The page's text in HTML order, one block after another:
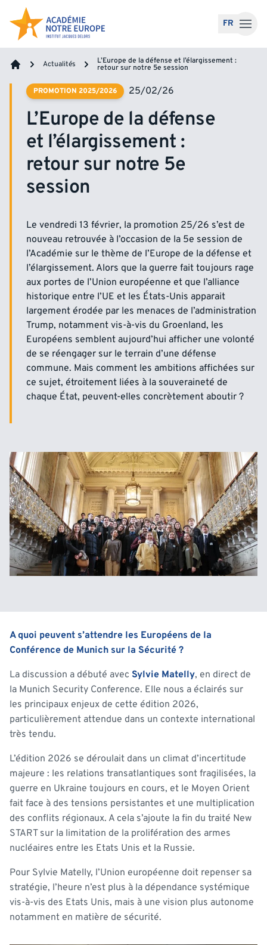
Accéder au contenu
FR
Actualités L’Europe de la défense et l’élargissement :
retour sur notre 5e session
PROMOTION 2025/2026 25/02/26
L’Europe de la défense
et l’élargissement :
retour sur notre 5e
session
Le vendredi 13 février, la promotion 25/26 s’est de
nouveau retrouvée à l’occasion de la 5e session de
l’Académie sur le thème de l’Europe de la défense et
l’élargissement. Alors que la guerre fait toujours rage
aux portes de l’Union européenne et que l’alliance
historique entre l’UE et les États-Unis apparait
largement érodée par les menaces de l’administration
Trump, notamment vis-à-vis du Groenland, les
Européens semblent aujourd’hui afficher une volonté
de se réengager sur le terrain d’une défense
commune. Mais comment les ambitions affichées sur
ce sujet, étroitement liées à la souveraineté de
chaque État, peuvent-elles concrètement aboutir ?
A quoi peuvent s’attendre les Européens de la
Conférence de Munich sur la Sécurité ?
La discussion a débuté avec Sylvie Matelly, en direct de
la Munich Security Conference. Elle nous a éclairés sur
les principaux enjeux de cette édition 2026,
particulièrement attendue dans un contexte international
très tendu.
L’édition 2026 se déroulait dans un climat d’incertitude
majeure : les relations transatlantiques sont fragilisées, la
guerre en Ukraine toujours en cours, et le Moyen Orient
fait face à des tensions persistantes et une multiplication
des conflits régionaux. A cela s’ajoute la fin du traité New
START sur la limitation de la prolifération des armes
nucléaires entre les Etats Unis et la Russie.
Pour Sylvie Matelly, l’Union européenne doit repenser sa
stratégie, l’heure n’est plus à la dépendance systémique
vis-à-vis des Etats Unis, mais à une vision plus autonome
notamment en matière de sécurité.